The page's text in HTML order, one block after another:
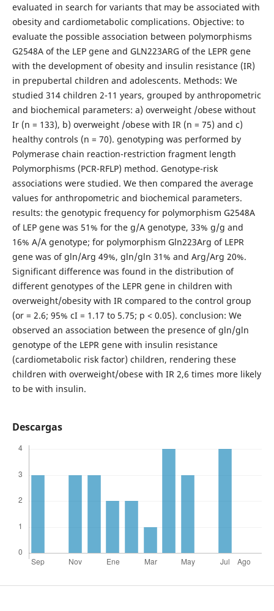
evaluated in search for variants that may be associated with
obesity and cardiometabolic complications. Objective: to
evaluate the possible association between polymorphisms
G2548A of the LEP gene and GLN223ARG of the LEPR gene
with the development of obesity and insulin resistance (IR)
in prepubertal children and adolescents. Methods: We
studied 314 children 2-11 years, grouped by anthropometric
and biochemical parameters: a) overweight /obese without
Ir (n = 133), b) overweight /obese with IR (n = 75) and c)
healthy controls (n = 70). genotyping was performed by
Polymerase chain reaction-restriction fragment length
Polymorphisms (PCR-RFLP) method. Genotype-risk
associations were studied. We then compared the average
values for anthropometric and biochemical parameters.
results: the genotypic frequency for polymorphism G2548A
of LEP gene was 51% for the g/A genotype, 33% g/g and
16% A/A genotype; for polymorphism Gln223Arg of LEPR
gene was of gln/Arg 49%, gln/gln 31% and Arg/Arg 20%.
Significant difference was found in the distribution of
different genotypes of the LEPR gene in children with
overweight/obesity with IR compared to the control group
(or = 2.6; 95% cI = 1.17 to 5.75; p < 0.05). conclusion: We
observed an association between the presence of gln/gln
genotype of the LEPR gene with insulin resistance
(cardiometabolic risk factor) children, rendering these
children with overweight/obese with IR 2,6 times more likely
to be with insulin.
Descargas